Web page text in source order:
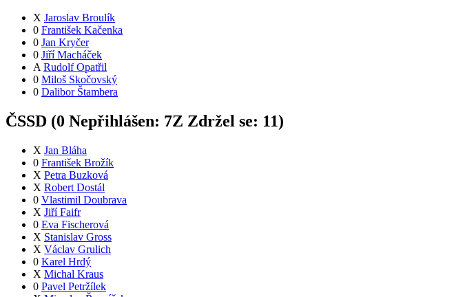
X Jaroslav Broulík
0 František Kačenka
0 Jan Kryčer
0 Jiří Macháček
A Rudolf Opatřil
0 Miloš Skočovský
0 Dalibor Štambera
ČSSD (0 Nepřihlášen: 7Z Zdržel se: 11)
X Jan Bláha
0 František Brožík
X Petra Buzková
X Robert Dostál
0 Vlastimil Doubrava
X Jiří Faifr
0 Eva Fischerová
X Stanislav Gross
X Václav Grulich
0 Karel Hrdý
X Michal Kraus
0 Pavel Petržílek